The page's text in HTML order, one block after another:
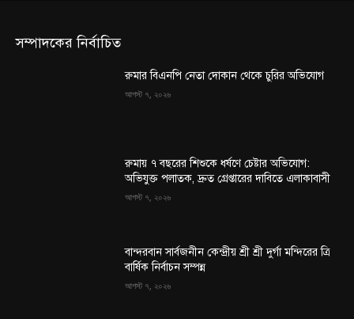
সম্পাদকের নির্বাচিত
রুমার বিএনপি নেতা দোকান থেকে চুরির অভিযোগ
আগস্ট ৭, ২০২৬
রুমায় ৭ বছরের শিশুকে ধর্ষণে চেষ্টার অভিযোগ:
অভিযুক্ত পলাতক, দ্রুত গ্রেপ্তারের দাবিতে এলাকাবাসী
আগস্ট ৭, ২০২৬
বান্দরবান সার্বজনীন কেন্দ্রীয় শ্রী শ্রী দুর্গা মন্দিরের ত্রি
বার্ষিক নির্বাচন সম্পন্ন
আগস্ট ৭, ২০২৬